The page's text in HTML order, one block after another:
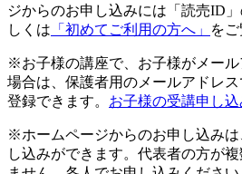
ジからのお申し込みには「読売ID
しくは 「初めてご利用の方へ」 をご
※お子様の講座で、お子様がメー
場合は、保護者用のメールアドレ
登録できます。 お子様の受講申し
※ホームページからのお申し込み
し込みができます。代表者の方が